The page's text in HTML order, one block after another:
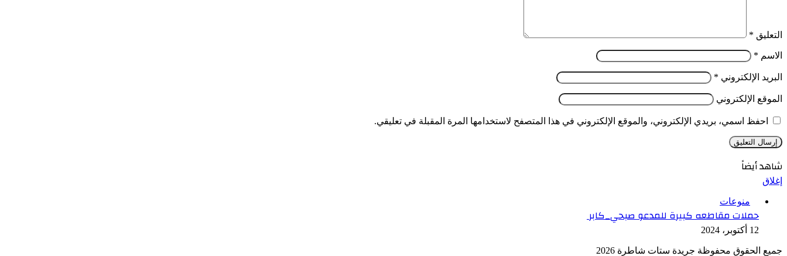
التعليق *
الاسم *
البريد الإلكتروني *
الموقع الإلكتروني
احفظ اسمي، بريدي الإلكتروني، والموقع الإلكتروني في هذا المتصفح لاستخدامها المرة المقبلة في تعليقي.
شاهد أيضاً
إغلاق
منوعات
حملات مقاطعه كبيرة للمدعو صبحي_كابر
12 أكتوبر، 2024
جميع الحقوق محفوظة جريدة ستات شاطرة 2026